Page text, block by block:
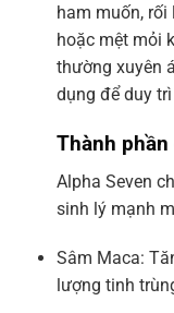
ham muốn,
hoặc mệt mỏi
thường xuyên
dụng để duy
Thành
Alpha Seven
sinh lý mạnh
Sâm Maca:
lượng tinh